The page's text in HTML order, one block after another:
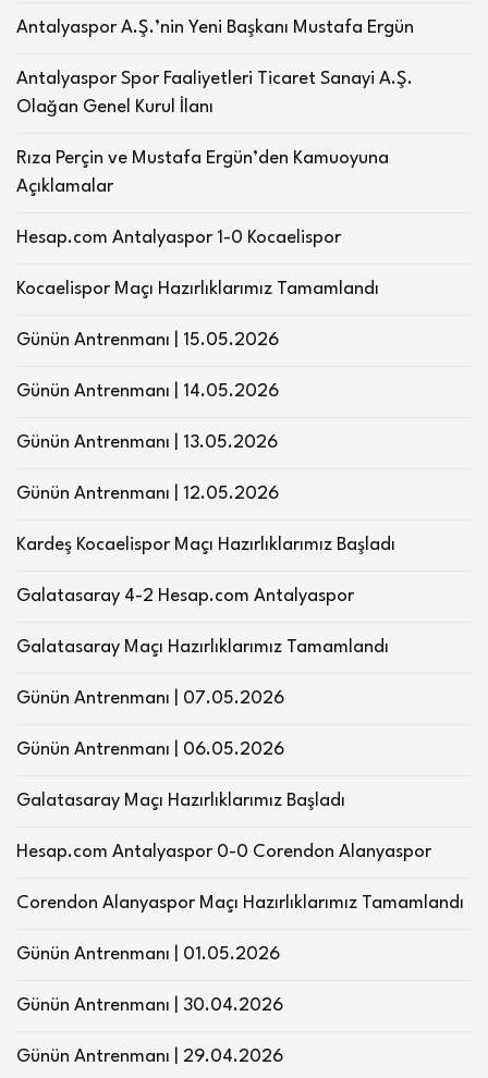
Antalyaspor A.Ş.’nin Yeni Başkanı Mustafa Ergün
Antalyaspor Spor Faaliyetleri Ticaret Sanayi A.Ş.
Olağan Genel Kurul İlanı
Rıza Perçin ve Mustafa Ergün’den Kamuoyuna
Açıklamalar
Hesap.com Antalyaspor 1-0 Kocaelispor
Kocaelispor Maçı Hazırlıklarımız Tamamlandı
Günün Antrenmanı | 15.05.2026
Günün Antrenmanı | 14.05.2026
Günün Antrenmanı | 13.05.2026
Günün Antrenmanı | 12.05.2026
Kardeş Kocaelispor Maçı Hazırlıklarımız Başladı
Galatasaray 4-2 Hesap.com Antalyaspor
Galatasaray Maçı Hazırlıklarımız Tamamlandı
Günün Antrenmanı | 07.05.2026
Günün Antrenmanı | 06.05.2026
Galatasaray Maçı Hazırlıklarımız Başladı
Hesap.com Antalyaspor 0-0 Corendon Alanyaspor
Corendon Alanyaspor Maçı Hazırlıklarımız Tamamlandı
Günün Antrenmanı | 01.05.2026
Günün Antrenmanı | 30.04.2026
Günün Antrenmanı | 29.04.2026